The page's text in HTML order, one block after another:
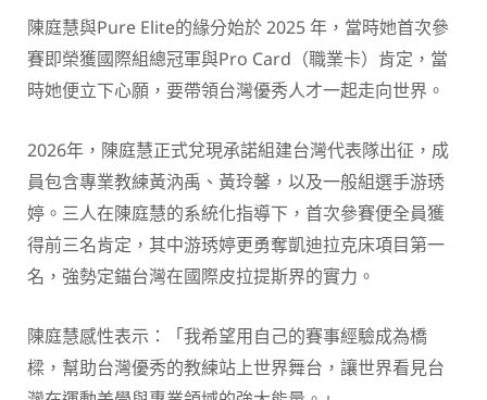
陳庭慧與Pure Elite的緣分始於 2025 年，當時她首次參
賽即榮獲國際組總冠軍與Pro Card（職業卡）肯定，當
時她便立下心願，要帶領台灣優秀人才一起走向世界。
2026年，陳庭慧正式兌現承諾組建台灣代表隊出征，成
員包含專業教練黃汭禹、黃玲馨，以及一般組選手游琇
婷。三人在陳庭慧的系統化指導下，首次參賽便全員獲
得前三名肯定，其中游琇婷更勇奪凱迪拉克床項目第一
名，強勢定錨台灣在國際皮拉提斯界的實力。
陳庭慧感性表示：「我希望用自己的賽事經驗成為橋
樑，幫助台灣優秀的教練站上世界舞台，讓世界看見台